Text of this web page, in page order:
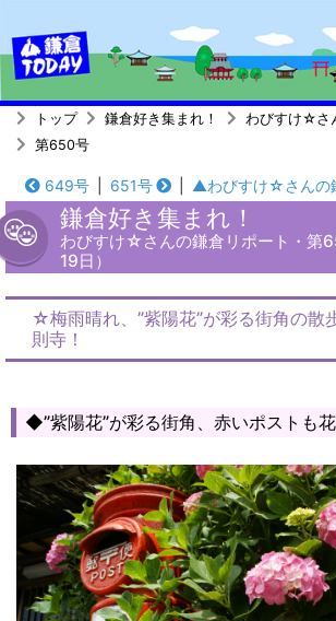
トップ 鎌倉好き集まれ！
わびすけ☆さ
第650号
649号 651号 ▲わびすけ☆さんの
鎌倉好き集まれ！
わびすけ☆さんの鎌倉リポート・第
19日）
☆梅雨晴れ、”紫陽花”が彩る街角の散
則寺！
◆”紫陽花”が彩る街角、赤いポストも花